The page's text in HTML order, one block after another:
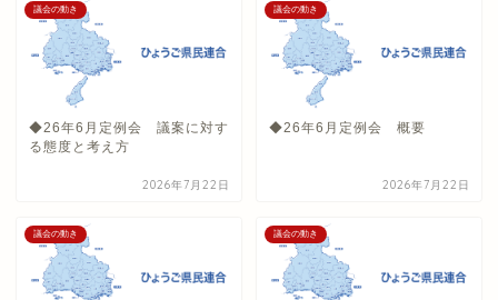
議会の動き
◆26年6月定例会 議案に対す
る態度と考え方
2026年7月22日
議会の動き
◆26年6月定例会 概要
2026年7月22日
議会の動き 議会の動き